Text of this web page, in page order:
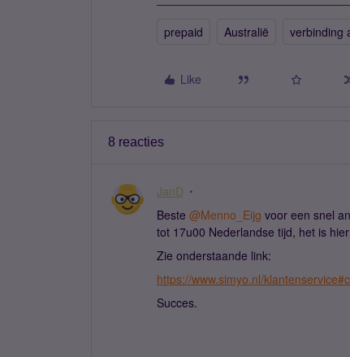
prepaid Australië verbinding
Like
8 reacties
JanD
Beste ​ @Menno_Eijg voor een snel
tot 17u00 Nederlandse tijd, het is
Zie onderstaande link:
https://www.simyo.nl/
Succes.